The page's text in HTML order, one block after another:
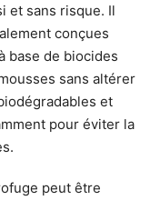
et sans risque. Il
conçues
base de biocides
sans altérer
et
pour éviter la
peut être